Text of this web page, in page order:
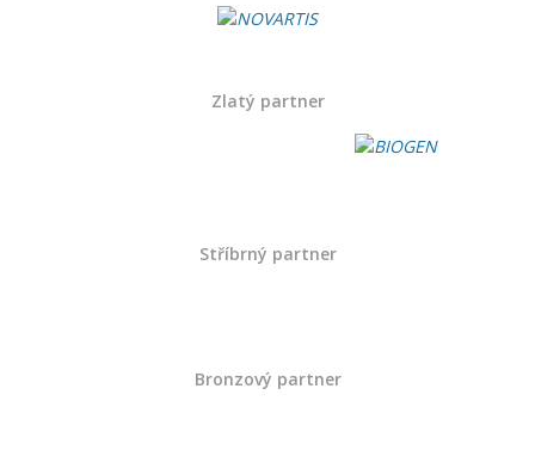
Zlatý partner
Stříbrný partner
Bronzový partner